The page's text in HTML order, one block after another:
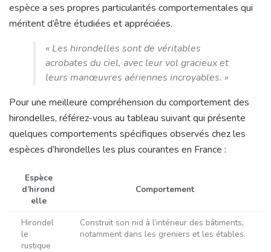
espèce a ses propres particularités comportementales qui
méritent d’être étudiées et appréciées.
« Les hirondelles sont de véritables
acrobates du ciel, avec leur vol gracieux et
leurs manœuvres aériennes incroyables. »
Pour une meilleure compréhension du comportement des
hirondelles, référez-vous au tableau suivant qui présente
quelques comportements spécifiques observés chez les
espèces d’hirondelles les plus courantes en France :
Espèce
d’hirond
elle
Comportement
Hirondel
le
rustique
Construit son nid à l’intérieur des bâtiments,
notamment dans les greniers et les étables.